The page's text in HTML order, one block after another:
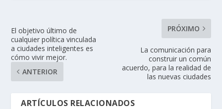
El objetivo último de
cualquier política vinculada
a ciudades inteligentes es
cómo vivir mejor.
ANTERIOR
PRÓXIMO
La comunicación para
construir un común
acuerdo, para la realidad de
las nuevas ciudades
ARTÍCULOS RELACIONADOS